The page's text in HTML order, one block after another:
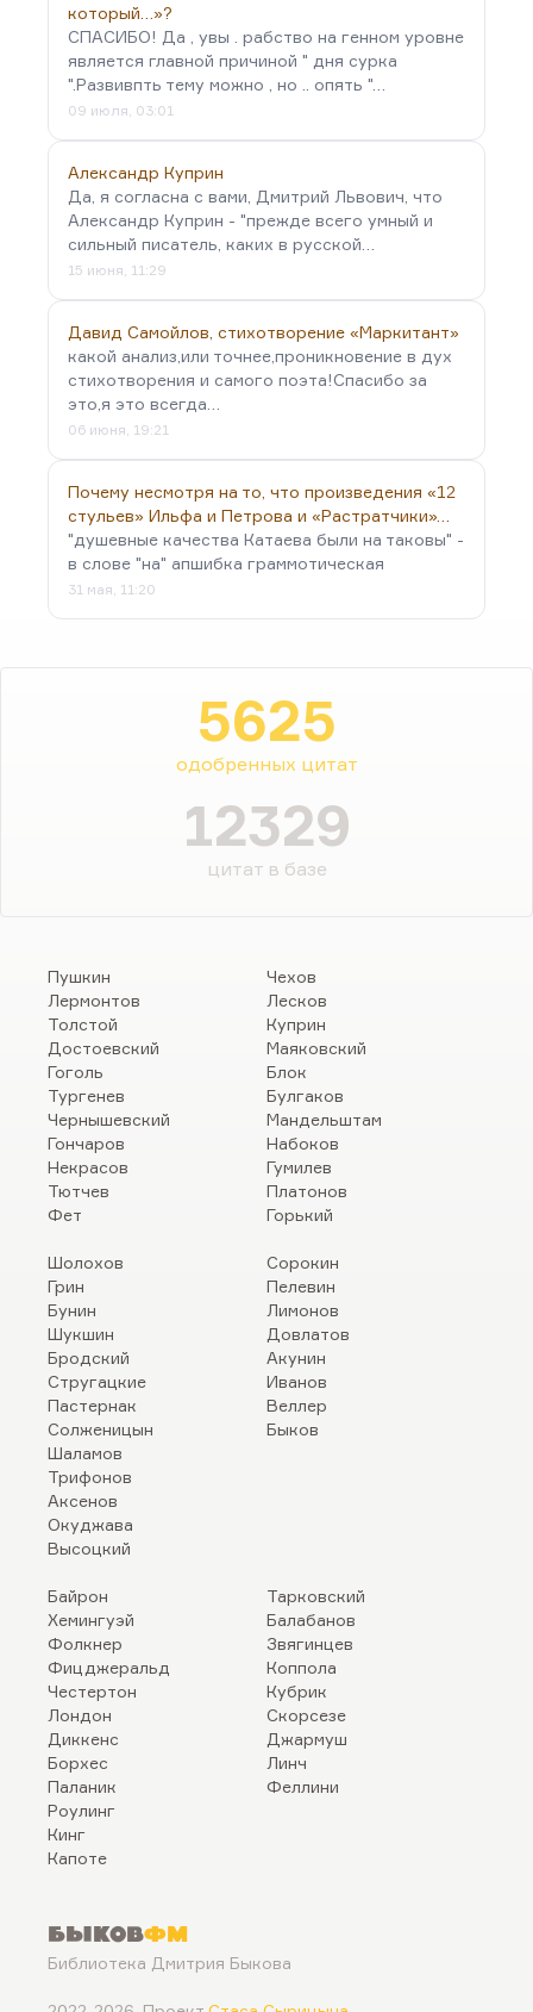
который…»?
СПАСИБО! Да , увы . рабство на генном уровне
является главной причиной " дня сурка
".Развивпть тему можно , но .. опять "…
09 июля, 03:01
Александр Куприн
Да, я согласна с вами, Дмитрий Львович, что
Александр Куприн - "прежде всего умный и
сильный писатель, каких в русской…
15 июня, 11:29
Давид Самойлов, стихотворение «Маркитант»
какой анализ,или точнее,проникновение в дух
стихотворения и самого поэта!Спасибо за
это,я это всегда…
06 июня, 19:21
Почему несмотря на то, что произведения «12
стульев» Ильфа и Петрова и «Растратчики»…
"душевные качества Катаева были на таковы" -
в слове "на" апшибка граммотическая
31 мая, 11:20
5625
одобренных цитат
12329
цитат в базе
Пушкин
Лермонтов
Толстой
Достоевский
Гоголь
Тургенев
Чернышевский
Гончаров
Некрасов
Тютчев
Фет
Чехов
Лесков
Куприн
Маяковский
Блок
Булгаков
Мандельштам
Набоков
Гумилев
Платонов
Горький
Шолохов
Грин
Бунин
Шукшин
Бродский
Стругацкие
Пастернак
Солженицын
Шаламов
Трифонов
Аксенов
Окуджава
Высоцкий
Сорокин
Пелевин
Лимонов
Довлатов
Акунин
Иванов
Веллер
Быков
Байрон
Хемингуэй
Фолкнер
Фицджеральд
Честертон
Лондон
Диккенс
Борхес
Паланик
Роулинг
Кинг
Капоте
Тарковский
Балабанов
Звягинцев
Коппола
Кубрик
Скорсезе
Джармуш
Линч
Феллини
БыковФМ
Библиотека Дмитрия Быкова